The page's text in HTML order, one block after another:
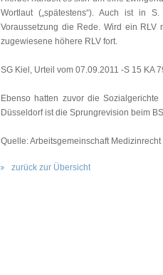
Wortlaut („spätestens“). Auch ist in
Voraussetzung die Rede. Wird ein RLV
zugewiesene höhere RLV fort.
SG Kiel, Urteil vom 07.09.2011 -S 15 KA
Ebenso hatten zuvor die
Düsseldorf ist die Sprungrevision beim
Quelle: Arbeitsgemeinschaft
zurück zur Übersicht